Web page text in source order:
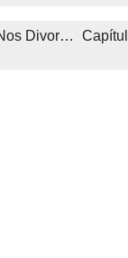
Bilionário, Vamos Nos Divorciar